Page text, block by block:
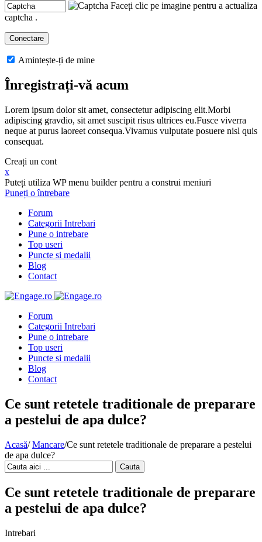
Faceți clic pe imagine pentru a actualiza
captcha .
Amintește-ți de mine
Înregistrați-vă acum
Lorem ipsum dolor sit amet, consectetur adipiscing elit.Morbi
adipiscing gravdio, sit amet suscipit risus ultrices eu.Fusce viverra
neque at purus laoreet consequa.Vivamus vulputate posuere nisl quis
consequat.
Creați un cont
x
Puteți utiliza WP menu builder pentru a construi meniuri
Puneți o întrebare
Forum
Categorii Intrebari
Pune o intrebare
Top useri
Puncte si medalii
Blog
Contact
Forum
Categorii Intrebari
Pune o intrebare
Top useri
Puncte si medalii
Blog
Contact
Ce sunt retetele traditionale de preparare
a pestelui de apa dulce?
Acasă/ Mancare/Ce sunt retetele traditionale de preparare a pestelui
de apa dulce?
Cauta
Ce sunt retetele traditionale de preparare
a pestelui de apa dulce?
Intrebari